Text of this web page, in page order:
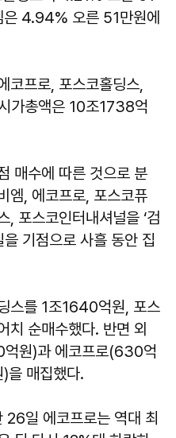
4.94% 오른 51만원에
코프로, 포스코홀딩스,
가총액은 10조1738억
매수에 따른 것으로 분
엠, 에코프로, 포스코퓨
, 포스코인터내셔널을 ‘검
기점으로 사흘 동안 집
스를 1조1640억원, 포스
치 순매수했다. 반면 외
원)과 에코프로(630억
을 매집했다.
26일 에코프로는 역대 최